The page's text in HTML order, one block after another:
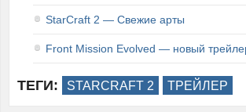
StarCraft 2 — Свежие арты
Front Mission Evolved — новый
ТЕГИ: STARCRAFT 2 ТРЕЙЛЕР